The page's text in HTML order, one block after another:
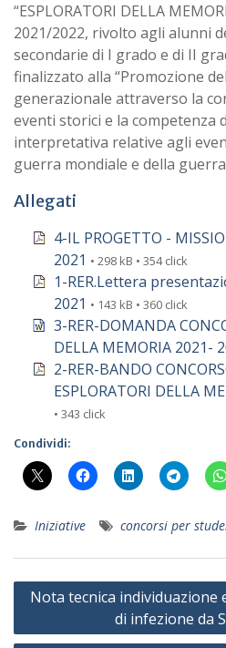
“ESPLORATORI DELLA
2021/2022, rivolto agli alunni
secondarie di I grado e di II
finalizzato alla “Promozione
generazionale attraverso la
eventi storici e la competenza
interpretativa relative agli
guerra mondiale e della
Allegati
4-IL PROGETTO -
2021 • 298 kB • 354 click
1-RER.Lettera
2021 • 143 kB • 360 click
3-RER-DOMANDA
DELLA MEMORIA 2021-
2-RER-BANDO
ESPLORATORI DELLA
• 343 click
Condividi:
Iniziative concorsi per
Navigazione
Nota tecnica individuazione
di infezione da